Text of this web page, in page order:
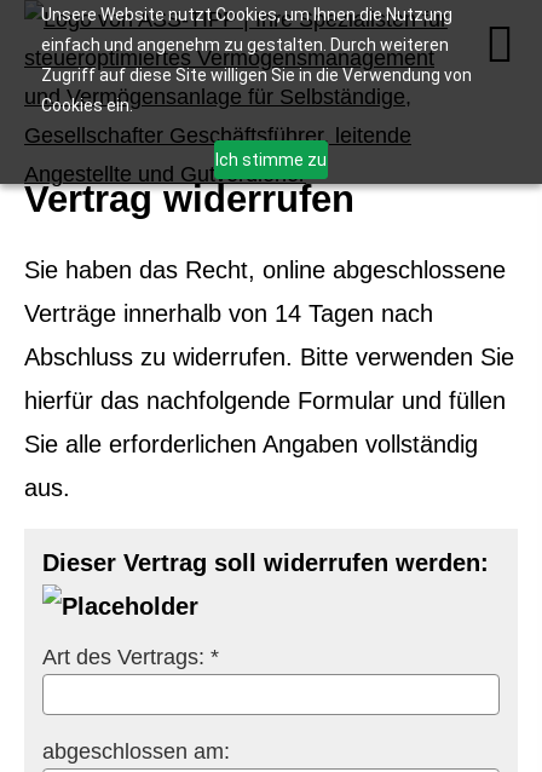
Unsere Website nutzt Cookies, um Ihnen die Nutzung
einfach und angenehm zu gestalten. Durch weiteren
Zugriff auf diese Site willigen Sie in die Verwendung von
Cookies ein.
Ich stimme zu
Vertrag widerrufen
Sie haben das Recht, online abgeschlossene
Verträge innerhalb von 14 Tagen nach
Abschluss zu widerrufen. Bitte verwenden Sie
hierfür das nachfolgende Formular und füllen
Sie alle erforderlichen Angaben vollständig
aus.
Dieser Vertrag soll widerrufen werden:
Art des Vertrags: *
abgeschlossen am: